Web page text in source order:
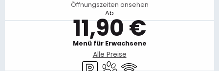
Öffnungszeiten ansehen
Ab
11,90 €
Menü für Erwachsene
Alle Preise
ParkplatzTiere erlaubt
Wi-Fi